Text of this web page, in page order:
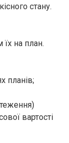
стану.
їх на план.
планів;
вартості